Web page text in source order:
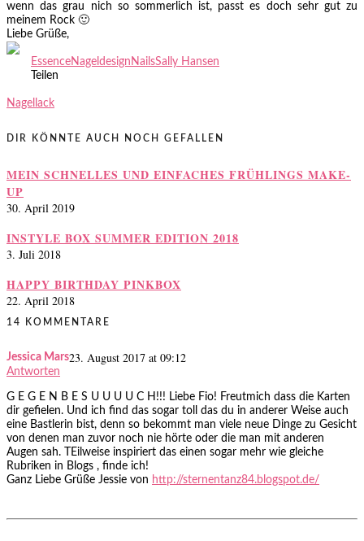
wenn das grau nich so sommerlich ist, passt es doch sehr gut zu
meinem Rock 🙂
Liebe Grüße,
EssenceNageldesign NailsSally Hansen
Teilen
Nagellack
DIR KÖNNTE AUCH NOCH GEFALLEN
MEIN SCHNELLES UND EINFACHES FRÜHLINGS MAKE-
UP
30. April 2019
INSTYLE BOX SUMMER EDITION 2018
3. Juli 2018
HAPPY BIRTHDAY PINKBOX
22. April 2018
14 KOMMENTARE
Jessica Mars23. August 2017 at 09:12
Antworten
G E G E N B E S U U U U C H!!! Liebe Fio! Freutmich dass die Karten
dir gefielen. Und ich find das sogar toll das du in anderer Weise auch
eine Bastlerin bist, denn so bekommt man viele neue Dinge zu Gesicht
von denen man zuvor noch nie hörte oder die man mit anderen
Augen sah. TEilweise inspiriert das einen sogar mehr wie gleiche
Rubriken in Blogs , finde ich!
Ganz Liebe Grüße Jessie von http://sternentanz84.blogspot.de/